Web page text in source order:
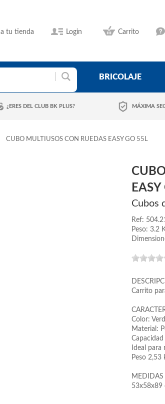
tu tienda Login Carrito
BRICOLAJE
¿ERES DEL CLUB BK PLUS? MÁXIMA
CUBO MULTIUSOS CON RUEDAS EASY GO 55L
Cubos
Ref:
Peso: 3.2
Carrito
Color:
Material:
Ideal para
Peso 2,53
MEDIDAS
53x58x89